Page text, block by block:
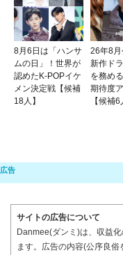
8月6日は「ハンサ
ムの日」！世界が
認めたK-POPイケ
メン決定戦【候補
18人】
26年8月
新作ド
を務め
期待度
【候補6
サイトの広告について
Danmee(ダンミ)は、収益
ます。広告の内容(公序良